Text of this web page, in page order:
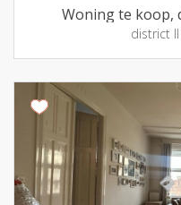
Woning te koop,
district